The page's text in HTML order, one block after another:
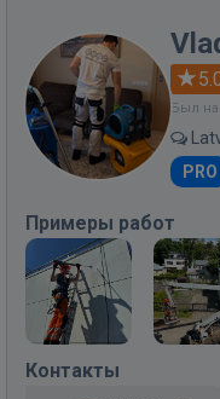
Был на
PRO
Примеры работ
Контакты